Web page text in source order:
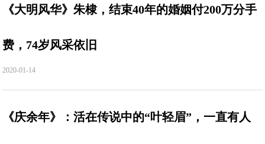
《大明风华》朱棣，结束40年的婚姻付200万分手
费，74岁风采依旧
2020-01-14
《庆余年》：活在传说中的“叶轻眉”，一直有人